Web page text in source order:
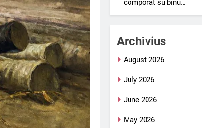
còmporat su binu…
Archìvius
August 2026
July 2026
June 2026
May 2026